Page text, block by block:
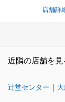
店舗詳
近隣の店舗を見
辻堂センター